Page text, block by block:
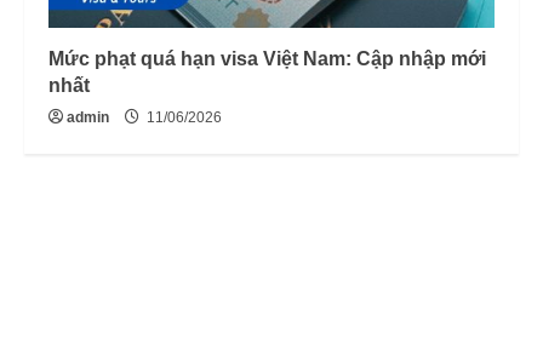
Mức phạt quá hạn visa Việt Nam: Cập nhập mới
nhất
admin 11/06/2026